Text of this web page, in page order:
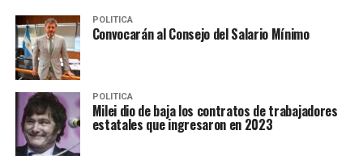
POLITICA
Convocarán al Consejo del Salario Mínimo
POLITICA
Milei dio de baja los contratos de trabajadores
estatales que ingresaron en 2023